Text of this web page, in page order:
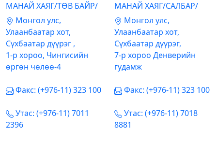
МАНАЙ ХАЯГ/ТӨВ БАЙР/
Mонгол улс,
Улаанбаатар хот,
Сүхбаатар дүүрэг ,
1-р хороо, Чингисийн
өргөн чөлөө-4
Факс: (+976-11) 323 100
Утас: (+976-11) 7011
2396
МАНАЙ ХАЯГ/САЛБАР/
Mонгол улс,
Улаанбаатар хот,
Сүхбаатар дүүрэг,
7-р хороо Денверийн
гудамж
Факс: (+976-11) 323 100
Утас: (+976-11) 7018
8881